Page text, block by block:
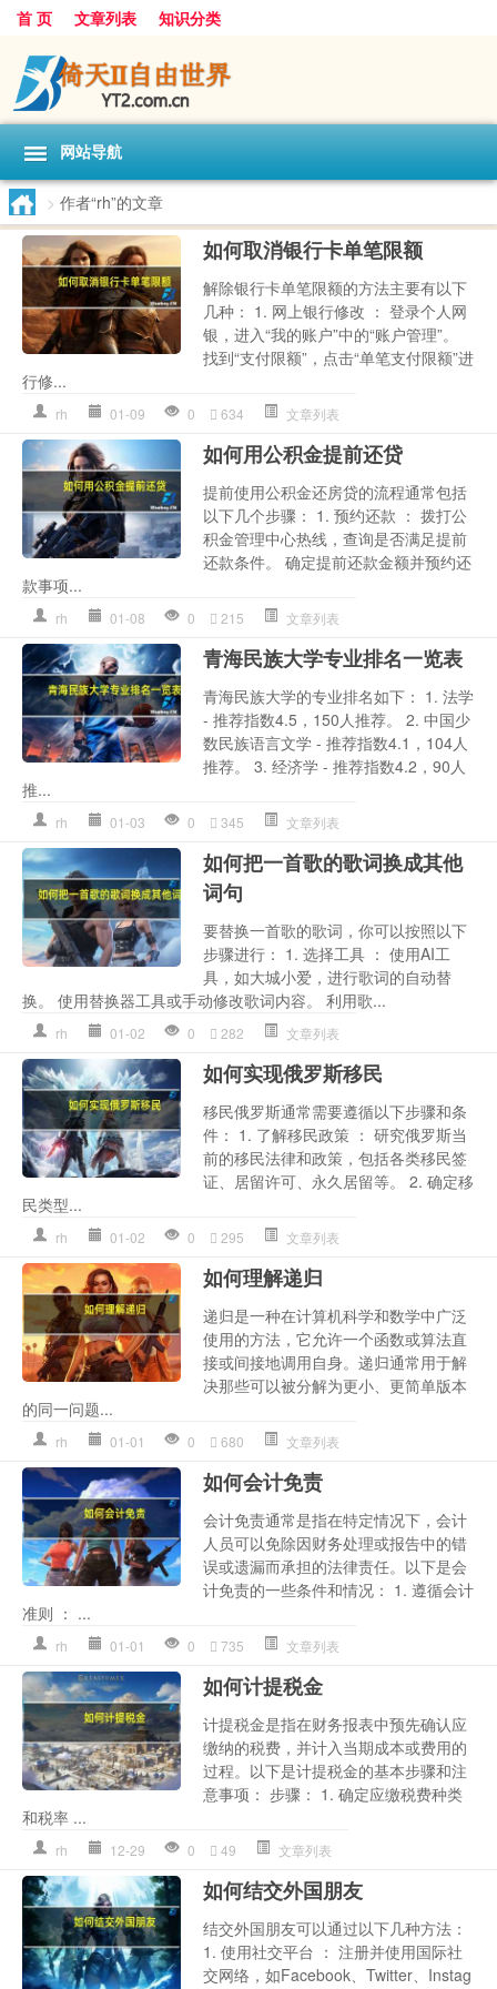
首 页 文章列表 知识分类
网站导航
> 作者“rh”的文章
如何取消银行卡单笔限额
解除银行卡单笔限额的方法主要有以下
几种： 1. 网上银行修改 ： 登录个人网
银，进入“我的账户”中的“账户管理”。
找到“支付限额”，点击“单笔支付限额”进
行修...
rh 01-09 0 634 文章列表
如何用公积金提前还贷
提前使用公积金还房贷的流程通常包括
以下几个步骤： 1. 预约还款 ： 拨打公
积金管理中心热线，查询是否满足提前
还款条件。 确定提前还款金额并预约还
款事项...
rh 01-08 0 215 文章列表
青海民族大学专业排名一览表
青海民族大学的专业排名如下： 1. 法学
- 推荐指数4.5，150人推荐。 2. 中国少
数民族语言文学 - 推荐指数4.1，104人
推荐。 3. 经济学 - 推荐指数4.2，90人
推...
rh 01-03 0 345 文章列表
如何把一首歌的歌词换成其他
词句
要替换一首歌的歌词，你可以按照以下
步骤进行： 1. 选择工具 ： 使用AI工
具，如大城小爱，进行歌词的自动替
换。 使用替换器工具或手动修改歌词内容。 利用歌...
rh 01-02 0 282 文章列表
如何实现俄罗斯移民
移民俄罗斯通常需要遵循以下步骤和条
件： 1. 了解移民政策 ： 研究俄罗斯当
前的移民法律和政策，包括各类移民签
证、居留许可、永久居留等。 2. 确定移
民类型...
rh 01-02 0 295 文章列表
如何理解递归
递归是一种在计算机科学和数学中广泛
使用的方法，它允许一个函数或算法直
接或间接地调用自身。递归通常用于解
决那些可以被分解为更小、更简单版本
的同一问题...
rh 01-01 0 680 文章列表
如何会计免责
会计免责通常是指在特定情况下，会计
人员可以免除因财务处理或报告中的错
误或遗漏而承担的法律责任。以下是会
计免责的一些条件和情况： 1. 遵循会计
准则 ： ...
rh 01-01 0 735 文章列表
如何计提税金
计提税金是指在财务报表中预先确认应
缴纳的税费，并计入当期成本或费用的
过程。以下是计提税金的基本步骤和注
意事项： 步骤： 1. 确定应缴税费种类
和税率 ...
rh 12-29 0 49 文章列表
如何结交外国朋友
结交外国朋友可以通过以下几种方法：
1. 使用社交平台 ： 注册并使用国际社
交网络，如Facebook、Twitter、Instag